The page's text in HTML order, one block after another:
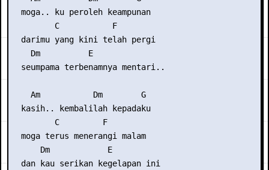
  moga.. ku peroleh keampunan
         C           F
  darimu yang kini telah pergi
    Dm          E
  seumpama terbenamnya mentari..
    Am           Dm        G
  kasih.. kembalilah kepadaku
         C         F
  moga terus menerangi malam
      Dm            E
  dan kau serikan kegelapan ini